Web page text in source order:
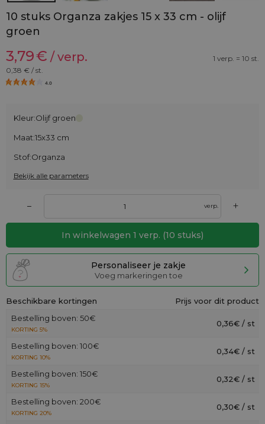
10 stuks Organza zakjes 15 x 33 cm - olijf
groen
3,79€ / verp.
1 verp. = 10 st.
0,38 € / st.
4.0
Kleur:Olijf groen
Maat:15x33 cm
Stof:Organza
Bekijk alle parameters
– verp. +
In winkelwagen 1 verp. (10 stuks)
Personaliseer je zakje
Voeg markeringen toe
Beschikbare kortingen
Prijs voor dit product
Bestelling boven: 50€
KORTING 5%
0,36€ / st
Bestelling boven: 100€
KORTING 10%
0,34€ / st
Bestelling boven: 150€
KORTING 15%
0,32€ / st
Bestelling boven: 200€
KORTING 20%
0,30€ / st